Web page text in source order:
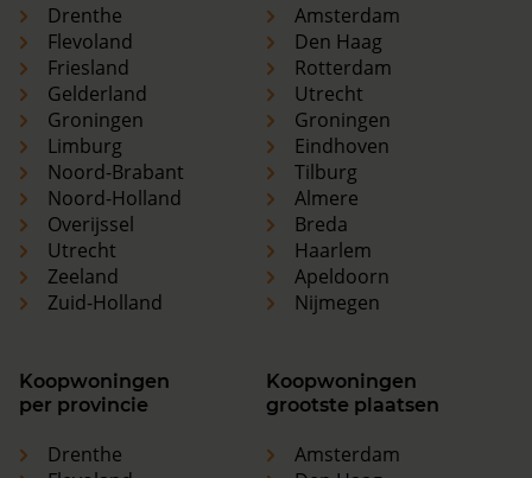
Drenthe
Flevoland
Friesland
Gelderland
Groningen
Limburg
Noord-Brabant
Noord-Holland
Overijssel
Utrecht
Zeeland
Zuid-Holland
Amsterdam
Den Haag
Rotterdam
Utrecht
Groningen
Eindhoven
Tilburg
Almere
Breda
Haarlem
Apeldoorn
Nijmegen
Koopwoningen
per provincie
Drenthe
Koopwoningen
grootste plaatsen
Amsterdam